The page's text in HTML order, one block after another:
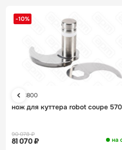
-10%
Арт. 8800
нож для куттера robot coupe
на
81 070 ₽
90 078 ₽